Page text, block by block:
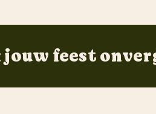
jouw feest